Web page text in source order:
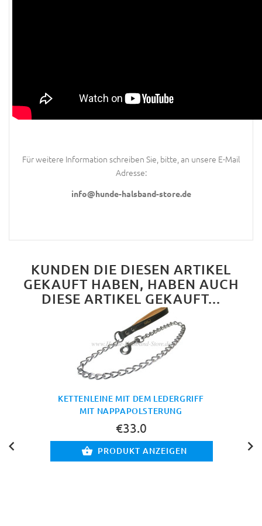
Für weitere Information schreiben Sie, bitte, an unsere E-Mail
Adresse:
info@hunde-halsband-store.de
KUNDEN DIE DIESEN ARTIKEL
GEKAUFT HABEN, HABEN AUCH
DIESE ARTIKEL GEKAUFT...
KETTENLEINE MIT DEM LEDERGRIFF
MIT NAPPAPOLSTERUNG
€33.0
PRODUKT ANZEIGEN